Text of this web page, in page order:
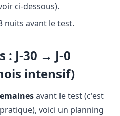
ci-dessous).
nuits avant le test.
: J-30 → J-0
intensif)
avant le test (c'est
voici un planning